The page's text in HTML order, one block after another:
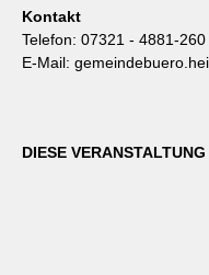
Kontakt
Telefon: 07321 - 4881-260
E-Mail:
DIESE VERANSTALTUNG